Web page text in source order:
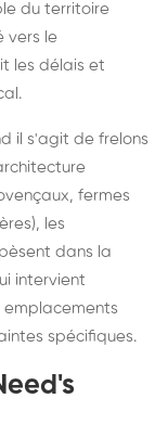
du territoire
vers le
les délais et
il s'agit de frelons
fermes
les
dans la
intervient
emplacements
spécifiques.